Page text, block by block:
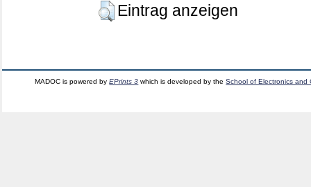
Eintrag anzeigen
MADOC is powered byEPrints 3 which is developed by theSchool of Electronics and